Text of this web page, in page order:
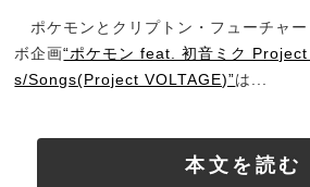
ポケモンとクリプトン・フューチャー
ボ企画“ポケモン feat. 初音ミク
s/Songs(Project VOLTAGE)”は...
本文を読む